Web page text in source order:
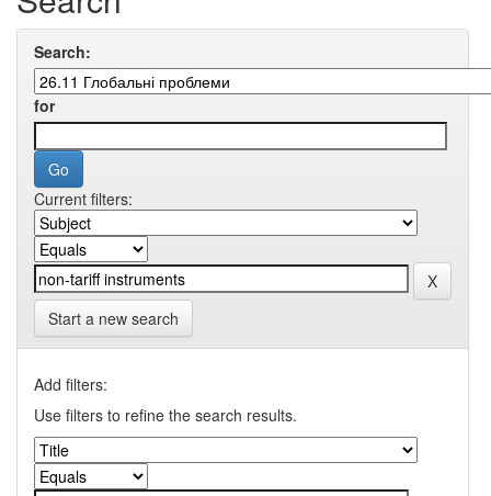
Search:
for
Current filters:
Start a new search
Add filters:
Use filters to refine the search results.